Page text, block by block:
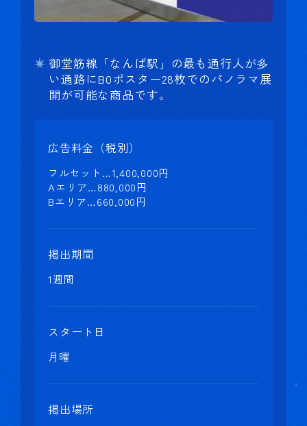
御堂筋線「なんば駅」の最も通行人が多
い通路にB0ポスター28枚でのパノラマ展
開が可能な商品です。
広告料金（税別）
フルセット…1,400,000円
Aエリア…880,000円
Bエリア…660,000円
掲出期間
1週間
スタート日
月曜
掲出場所